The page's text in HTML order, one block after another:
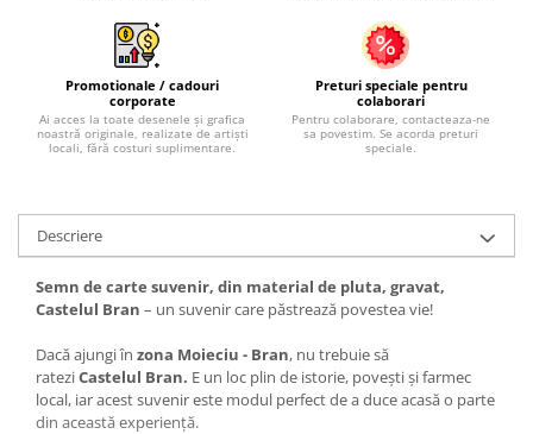
Promotionale / cadouri
corporate
Ai acces la toate desenele și grafica
noastră originale, realizate de artiști
locali, fără costuri suplimentare.
Preturi speciale pentru
colaborari
Pentru colaborare, contacteaza-ne
sa povestim. Se acorda preturi
speciale.
Descriere
Semn de carte suvenir, din material de pluta, gravat,
Castelul Bran – un suvenir care păstrează povestea vie!
Dacă ajungi în zona Moieciu - Bran, nu trebuie să
rateziCastelul Bran. E un loc plin de istorie, povești și farmec
local, iar acest suvenir este modul perfect de a duce acasă o parte
din această experiență.